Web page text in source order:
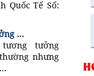
Quốc Tế Số:
...
tưởng
nhưng